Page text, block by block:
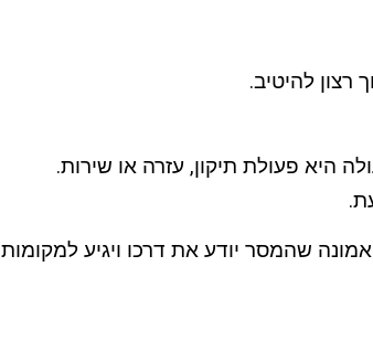
רצון להיטיב.
פעולת תיקון, עזרה או שירות.
שהמסר יודע את דרכו ויגיע למקומות